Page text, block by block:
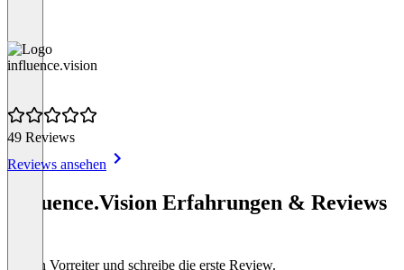
influence.vision
49 Reviews
Reviews ansehen
Influence.Vision Erfahrungen & Reviews
Sei ein Vorreiter und schreibe die erste Review.